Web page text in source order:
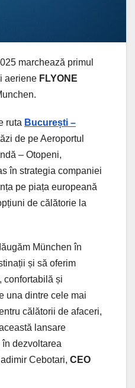
marchează primul
aeriene FLYONE
ruta București –
de pe Aeroportul
– Otopeni,
în strategia companiei
pe piața europeană
de călătorie la
München în
și să oferim
confortabilă și
una dintre cele mai
călătorii de afaceri,
lansare
dezvoltarea
Cebotari, CEO